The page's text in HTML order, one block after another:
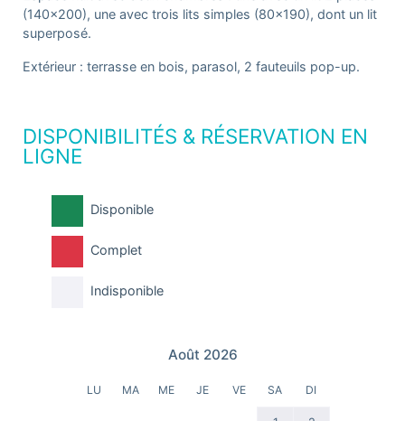
(140×200), une avec trois lits simples (80×190), dont un lit
superposé.
Extérieur : terrasse en bois, parasol, 2 fauteuils pop-up.
DISPONIBILITÉS & RÉSERVATION EN
LIGNE
Disponible
Complet
Indisponible
Août 2026
LU MA ME JE VE SA DI